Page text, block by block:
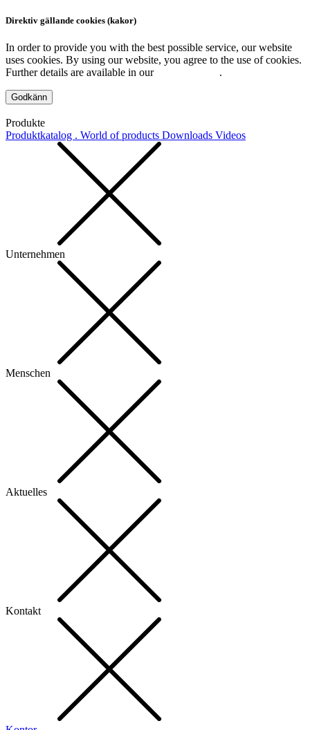
Direktiv gällande cookies (kakor)
In order to provide you with the best possible service, our website
uses cookies. By using our website, you agree to the use of cookies.
Further details are available in our
.
Godkänn
Produkte
Produktkatalog . World of products Downloads Videos
Unternehmen
Menschen
Aktuelles
Kontakt